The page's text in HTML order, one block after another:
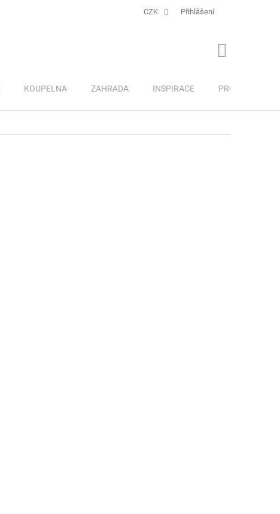
CZK Přihlášení
KOUPELNA ZAHRADA INSPIRACE PRO DĚTI